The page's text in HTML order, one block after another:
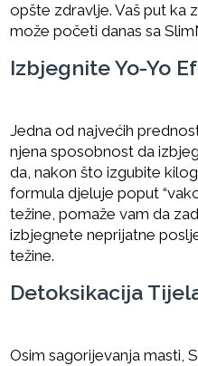
opšte zdravlje. Vaš put ka
može početi danas sa
Izbjegnite Yo-Yo
Jedna od najvećih
njena sposobnost da
da, nakon što izgubite
formula djeluje poput
težine, pomaže vam da
izbjegnete neprijatne
težine.
Detoksikacija
Osim sagorijevanja masti,